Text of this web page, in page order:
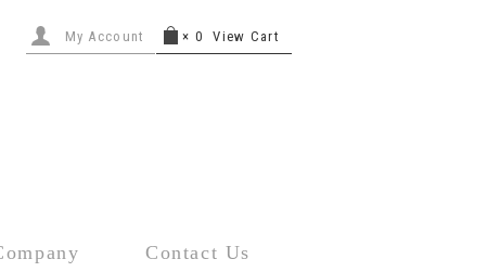
× 0 View Cart
My Account
Contact Us